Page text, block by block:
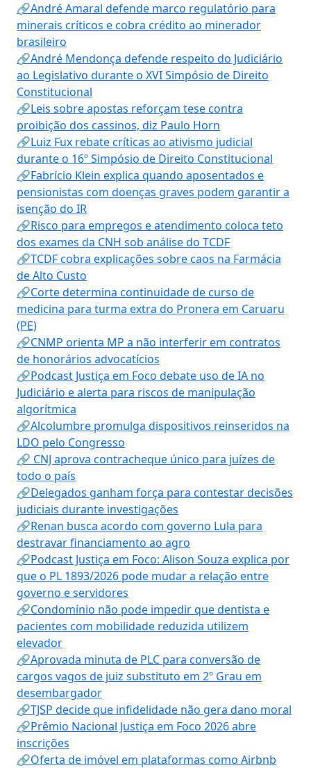
🔗André Amaral defende marco regulatório para
minerais críticos e cobra crédito ao minerador
brasileiro
🔗André Mendonça defende respeito do Judiciário
ao Legislativo durante o XVI Simpósio de Direito
Constitucional
🔗Leis sobre apostas reforçam tese contra
proibição dos cassinos, diz Paulo Horn
🔗Luiz Fux rebate críticas ao ativismo judicial
durante o 16º Simpósio de Direito Constitucional
🔗Fabrício Klein explica quando aposentados e
pensionistas com doenças graves podem garantir a
isenção do IR
🔗Risco para empregos e atendimento coloca teto
dos exames da CNH sob análise do TCDF
🔗TCDF cobra explicações sobre caos na Farmácia
de Alto Custo
🔗Corte determina continuidade de curso de
medicina para turma extra do Pronera em Caruaru
(PE)
🔗CNMP orienta MP a não interferir em contratos
de honorários advocatícios
🔗Podcast Justiça em Foco debate uso de IA no
Judiciário e alerta para riscos de manipulação
algorítmica
🔗Alcolumbre promulga dispositivos reinseridos na
LDO pelo Congresso
🔗 CNJ aprova contracheque único para juízes de
todo o país
🔗Delegados ganham força para contestar decisões
judiciais durante investigações
🔗Renan busca acordo com governo Lula para
destravar financiamento ao agro
🔗Podcast Justiça em Foco: Alison Souza explica por
que o PL 1893/2026 pode mudar a relação entre
governo e servidores
🔗Condomínio não pode impedir que dentista e
pacientes com mobilidade reduzida utilizem
elevador
🔗Aprovada minuta de PLC para conversão de
cargos vagos de juiz substituto em 2º Grau em
desembargador
🔗TJSP decide que infidelidade não gera dano moral
🔗Prêmio Nacional Justiça em Foco 2026 abre
inscrições
🔗Oferta de imóvel em plataformas como Airbnb